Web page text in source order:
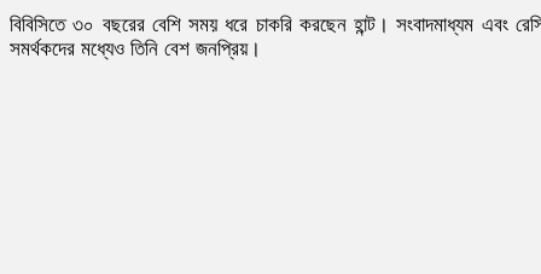
বিবিসিতে ৩০ বছরের বেশি সময় ধরে চাকরি করছেন হান্ট। সংবাদমাধ্যম এবং
সমর্থকদের মধ্যেও তিনি বেশ জনপ্রিয়।